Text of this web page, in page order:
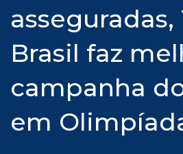
Brasil faz
campanha
em